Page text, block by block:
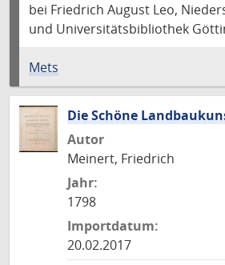
bei Friedrich August Leo,
und Universitätsbibliothek
Mets
Die Schöne
Autor
Meinert, Friedrich
Jahr:
1798
Importdatum:
20.02.2017